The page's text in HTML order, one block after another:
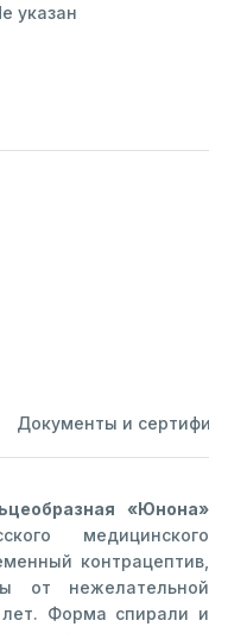
указан
Документы и
«Юнона»
медицинского
контрацептив,
от нежелательной
Форма спирали и